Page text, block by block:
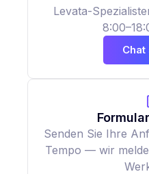
Levata-
Senden Sie Ihre
Tempo — wir